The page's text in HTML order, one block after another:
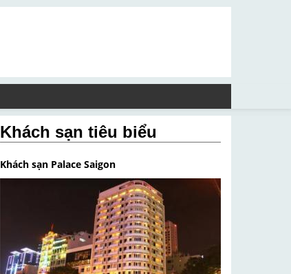
Khách sạn tiêu biểu
Khách sạn Palace Saigon